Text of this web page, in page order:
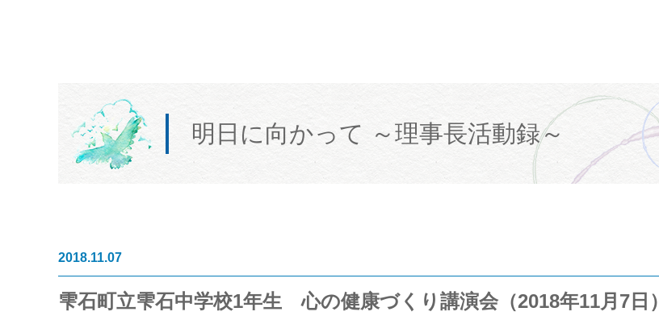
明日に向かって ～理事長活動録～
2018.11.07
雫石町立雫石中学校1年生 心の健康づくり講演会（2018年11月7日）